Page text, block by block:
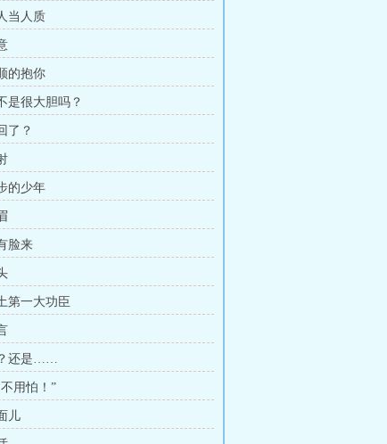
当人质
的抱你
是很大胆吗？
了？
的少年
脸来
第一大功臣
还是……
用怕！”
儿